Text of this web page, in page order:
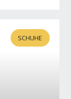
SCHUHE